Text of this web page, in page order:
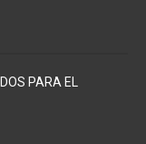
PARA EL